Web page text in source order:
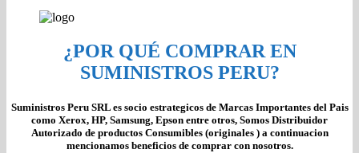
¿POR QUÉ COMPRAR EN
SUMINISTROS PERU?
Suministros Peru SRL es socio estrategicos de Marcas Importantes del Pais
como Xerox, HP, Samsung, Epson entre otros, Somos Distribuidor
Autorizado de productos Consumibles (originales ) a continuacion
mencionamos beneficios de comprar con nosotros.